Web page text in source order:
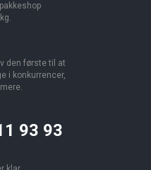
den første til at
i konkurrencer,
93 93